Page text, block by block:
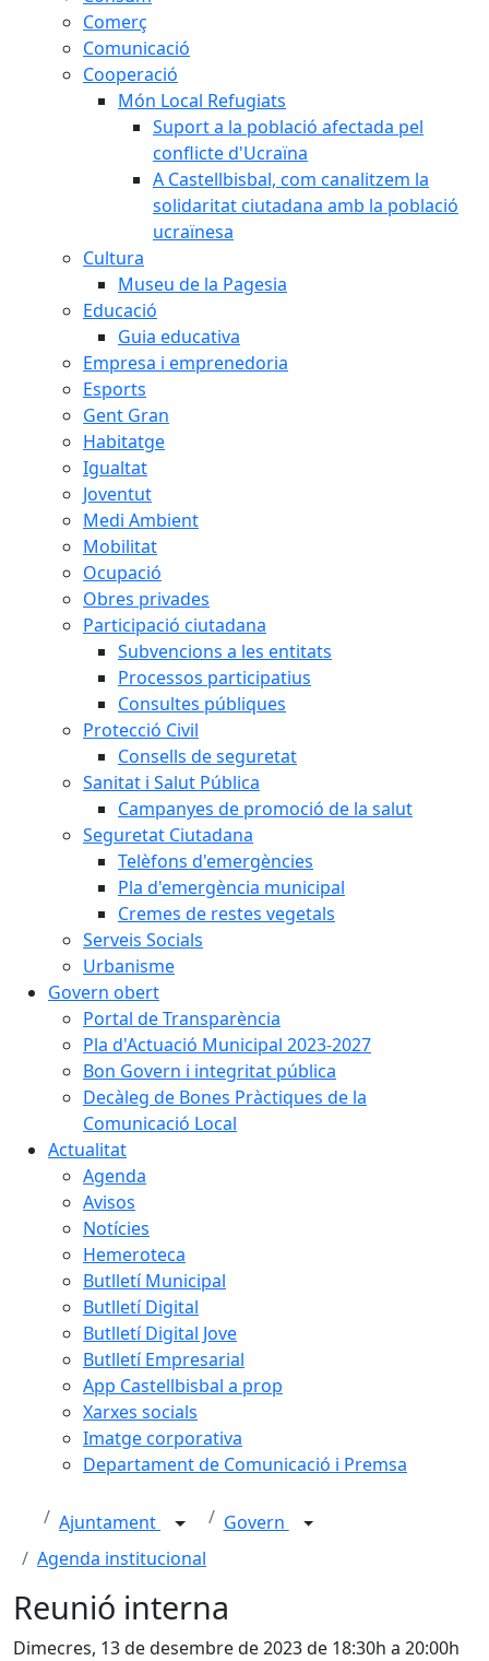
Comerç
Comunicació
Cooperació
Món Local Refugiats
Suport a la població afectada pel
conflicte d'Ucraïna
A Castellbisbal, com canalitzem la
solidaritat ciutadana amb la població
ucraïnesa
Cultura
Museu de la Pagesia
Educació
Guia educativa
Empresa i emprenedoria
Esports
Gent Gran
Habitatge
Igualtat
Joventut
Medi Ambient
Mobilitat
Ocupació
Obres privades
Participació ciutadana
Subvencions a les entitats
Processos participatius
Consultes públiques
Protecció Civil
Consells de seguretat
Sanitat i Salut Pública
Campanyes de promoció de la salut
Seguretat Ciutadana
Telèfons d'emergències
Pla d'emergència municipal
Cremes de restes vegetals
Serveis Socials
Urbanisme
Govern obert
Portal de Transparència
Pla d'Actuació Municipal 2023-2027
Bon Govern i integritat pública
Decàleg de Bones Pràctiques de la
Comunicació Local
Actualitat
Agenda
Avisos
Notícies
Hemeroteca
Butlletí Municipal
Butlletí Digital
Butlletí Digital Jove
Butlletí Empresarial
App Castellbisbal a prop
Xarxes socials
Imatge corporativa
Departament de Comunicació i Premsa
Ajuntament
Govern
Agenda institucional
Reunió interna
Dimecres, 13 de desembre de 2023 de 18:30h a 20:00h